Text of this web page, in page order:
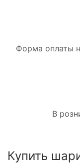
Форма оплаты
В
Купить